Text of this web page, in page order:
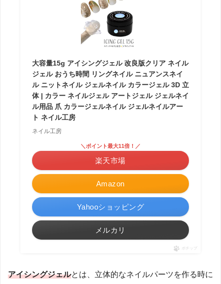
大容量15g アイシングジェル 改良版クリア ネイル
ジェル おうち時間 リングネイル ニュアンスネイ
ル ニットネイル ジェルネイル カラージェル 3D 立
体 | カラー ネイルジェル アートジェル ジェルネイ
ル用品 爪 カラージェルネイル ジェルネイルアー
ト ネイル工房
ネイル工房
Amazon
＼ポイント最大11倍！／
楽天市場
Yahooショッピング
メルカリ
ポチップ
アイシングジェルとは、立体的なネイルパーツを作る時に